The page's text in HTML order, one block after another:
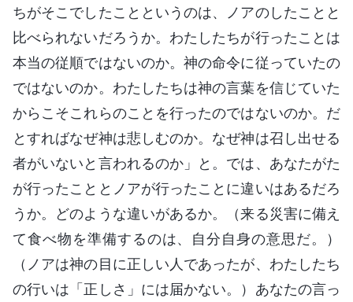
ちがそこでしたことというのは、ノアのしたことと
比べられないだろうか。わたしたちが行ったことは
本当の従順ではないのか。神の命令に従っていたの
ではないのか。わたしたちは神の言葉を信じていた
からこそこれらのことを行ったのではないのか。だ
とすればなぜ神は悲しむのか。なぜ神は召し出せる
者がいないと言われるのか」と。では、あなたがた
が行ったこととノアが行ったことに違いはあるだろ
うか。どのような違いがあるか。（来る災害に備え
て食べ物を準備するのは、自分自身の意思だ。）
（ノアは神の目に正しい人であったが、わたしたち
の行いは「正しさ」には届かない。）あなたの言っ